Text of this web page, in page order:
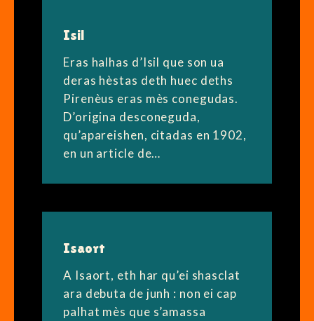
Isil
Eras halhas d’Isil que son ua
deras hèstas deth huec deths
Pirenèus eras mès conegudas.
D’origina desconeguda,
qu’apareishen, citadas en 1902,
en un article de…
Isaort
A Isaort, eth har qu’ei shasclat
ara debuta de junh : non ei cap
palhat mès que s’amassa